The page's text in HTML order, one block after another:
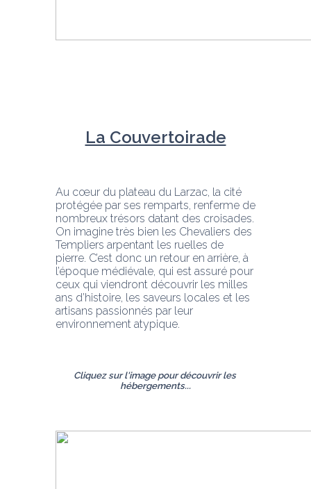
La Couvertoirade
Au cœur du plateau du Larzac, la cité
protégée par ses remparts, renferme de
nombreux trésors datant des croisades.
On imagine très bien les Chevaliers des
Templiers arpentant les ruelles de
pierre. C’est donc un retour en arrière, à
l’époque médiévale, qui est assuré pour
ceux qui viendront découvrir les milles
ans d’histoire, les saveurs locales et les
artisans passionnés par leur
environnement atypique.
Cliquez sur l'image pour découvrir les
hébergements...